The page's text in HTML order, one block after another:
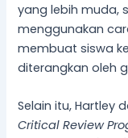
yang lebih muda,
menggunakan
membuat siswa
diterangkan oleh
Selain itu, Hartley
Critical Review